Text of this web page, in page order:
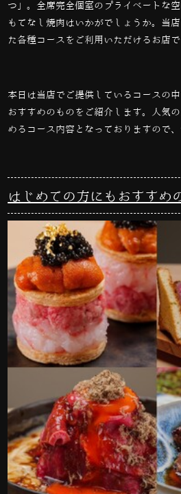
つ」。全席完全個室のプライベートな
もてなし焼肉はいかがでしょうか。当
た各種コースをご利用いただけるお店で
本日は当店でご提供しているコースの
おすすめのものをご紹介します。人気
めるコース内容となっておりますので、
はじめての方にもおすすめ